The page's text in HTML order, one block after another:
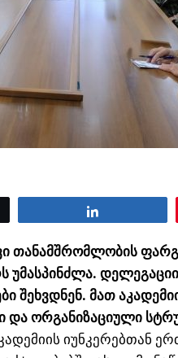
თანამშრომლობის
უმასპინძლა.
შეხვდნენ. მათ
ორგანიზაციული
იუნკერებთან